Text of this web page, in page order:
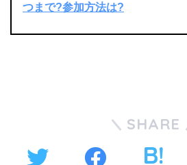
つまで?参加方法は?
SHARE